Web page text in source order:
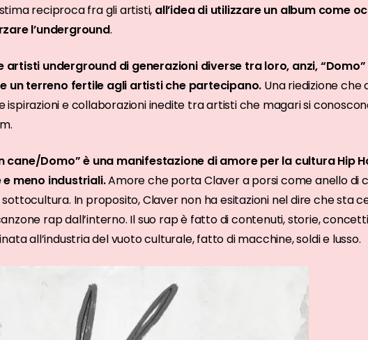
reciproca fra gli artisti, all’idea di utilizzare un album come
l’underground.
artisti underground di generazioni diverse tra loro, anzi,
un terreno fertile agli artisti che partecipano. Una riedizione che
ispirazioni e collaborazioni inedite tra artisti che magari si
cane/Domo” è una manifestazione di amore per la cultura Hip
e meno industriali.Amore che porta Claver a porsi come anello di
In proposito, Claver non ha esitazioni nel dire che sta
rap dall’interno. Il suo rap è fatto di contenuti, storie,
all’industria del vuoto culturale, fatto di macchine, soldi e lusso.